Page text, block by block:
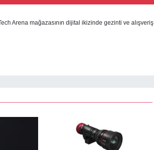
Arena mağazasının dijital ikizinde gezinti ve alışveriş